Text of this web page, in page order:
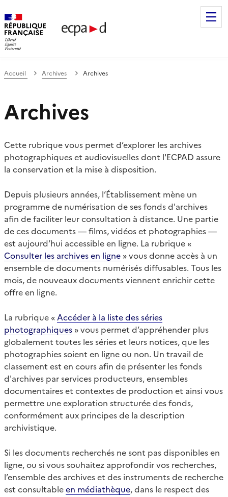
de communication et de production
Accueil Archives Archives
Archives
Cette rubrique vous permet d’explorer les archives
photographiques et audiovisuelles dont l'ECPAD assure
la conservation et la mise à disposition.
Depuis plusieurs années, l’Établissement mène un
programme de numérisation de ses fonds d'archives
afin de faciliter leur consultation à distance. Une partie
de ces documents — films, vidéos et photographies —
est aujourd’hui accessible en ligne. La rubrique «
Consulter les archives en ligne » vous donne accès à un
ensemble de documents numérisés diffusables. Tous les
mois, de nouveaux documents viennent enrichir cette
offre en ligne.
La rubrique « Accéder à la liste des séries
photographiques » vous permet d’appréhender plus
globalement toutes les séries et leurs notices, que les
photographies soient en ligne ou non. Un travail de
classement est en cours afin de présenter les fonds
d'archives par services producteurs, ensembles
documentaires et contextes de production et ainsi vous
permettre une exploration structurée des fonds,
conformément aux principes de la description
archivistique.
Si les documents recherchés ne sont pas disponibles en
ligne, ou si vous souhaitez approfondir vos recherches,
l’ensemble des archives et des instruments de recherche
est consultableen médiathèque, dans le respect des